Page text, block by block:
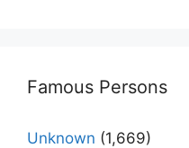
Famous Persons
Unknown (1,669)